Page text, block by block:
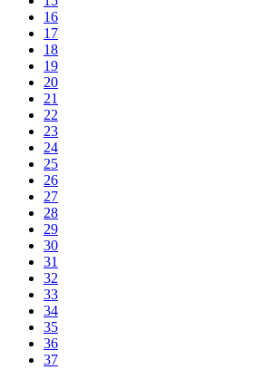
16
17
18
19
20
21
22
23
24
25
26
27
28
29
30
31
32
33
34
35
36
37